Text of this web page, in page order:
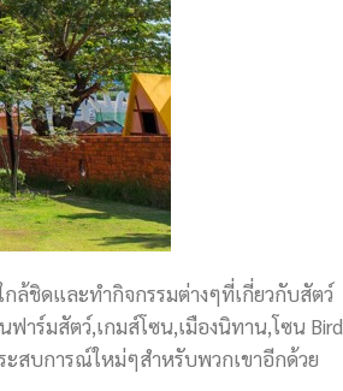
ล้ชิดและทำกิจกรรมต่างๆที่เกี่ยวกับสัตว์
าร์มสัตว์,เกมส์โซน,เมืองนิทาน,โซน Bird
ะสบการณ์ใหม่ๆสำหรับพวกเขาอีกด้วย